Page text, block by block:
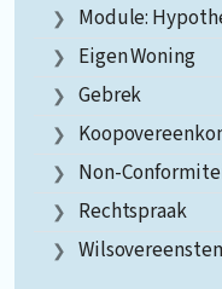
Module:
Eigen Woning
Gebrek
Non-
Rechtspraak